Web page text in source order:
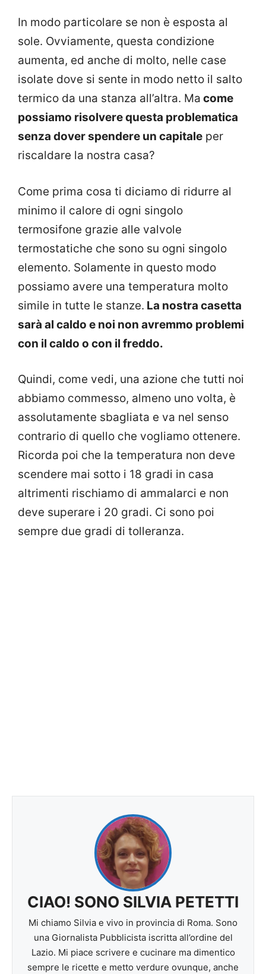
In modo particolare se non è esposta al
sole. Ovviamente, questa condizione
aumenta, ed anche di molto, nelle case
isolate dove si sente in modo netto il salto
termico da una stanza all’altra. Ma come
possiamo risolvere questa problematica
senza dover spendere un capitale per
riscaldare la nostra casa?
Come prima cosa ti diciamo di ridurre al
minimo il calore di ogni singolo
termosifone grazie alle valvole
termostatiche che sono su ogni singolo
elemento. Solamente in questo modo
possiamo avere una temperatura molto
simile in tutte le stanze. La nostra casetta
sarà al caldo e noi non avremmo problemi
con il caldo o con il freddo.
Quindi, come vedi, una azione che tutti noi
abbiamo commesso, almeno uno volta, è
assolutamente sbagliata e va nel senso
contrario di quello che vogliamo ottenere.
Ricorda poi che la temperatura non deve
scendere mai sotto i 18 gradi in casa
altrimenti rischiamo di ammalarci e non
deve superare i 20 gradi. Ci sono poi
sempre due gradi di tolleranza.
CIAO! SONO SILVIA PETETTI
Mi chiamo Silvia e vivo in provincia di Roma. Sono
una Giornalista Pubblicista iscritta all’ordine del
Lazio. Mi piace scrivere e cucinare ma dimentico
sempre le ricette e metto verdure ovunque, anche